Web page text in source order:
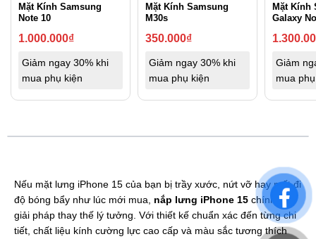
Mặt Kính Samsung
Note 10
1.000.000₫
Giảm ngay 30% khi
mua phụ kiện
Mặt Kính Samsung
M30s
350.000₫
Giảm ngay 30% khi
mua phụ kiện
Mặt Kính
Galaxy
Giảm
mua
Nếu mặt lưng iPhone 15 của bạn bị trầy xước, nứt vỡ hay mất đi
độ bóng bẩy như lúc mới mua, nắp lưng iPhone 15 chính là
giải pháp thay thế lý tưởng. Với thiết kế chuẩn xác đến từng chi
tiết, chất liệu kính cường lực cao cấp và màu sắc tương thích